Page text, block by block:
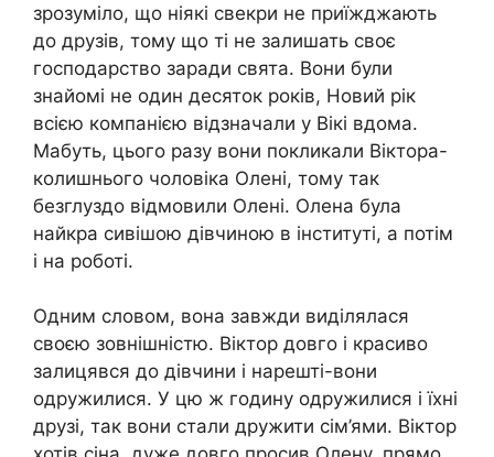
зрозуміло, що ніякі свекри не приїжджають
до друзів, тому що ті не залишать своє
господарство заради свята. Вони були
знайомі не один десяток років, Новий рік
всією компанією відзначали у Вікі вдома.
Мабуть, цього разу вони покликали Віктора-
колишнього чоловіка Олені, тому так
безглуздо відмовили Олені. Олена була
найкра сивішою дівчиною в інституті, а потім
і на роботі.
Одним словом, вона завжди виділялася
своєю зовнішністю. Віктор довго і красиво
залицявся до дівчини і нарешті-вони
одружилися. У цю ж годину одружилися і їхні
друзі, так вони стали дружити сім’ями. Віктор